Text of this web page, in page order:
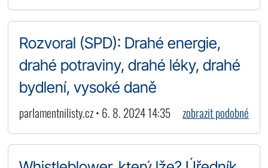
Rozvoral (SPD): Drahé energie,
drahé potraviny, drahé léky, drahé
bydlení, vysoké daně
parlamentnilisty.cz • 6. 8. 2024 14:35 zobrazit podobné